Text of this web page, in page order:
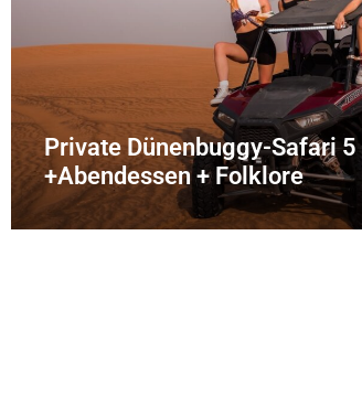
Private Dünenbuggy-Safari
+Abendessen + Folklore